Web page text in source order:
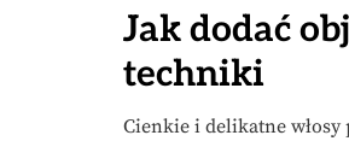
Jak dodać
techniki
Cienkie i delikatne